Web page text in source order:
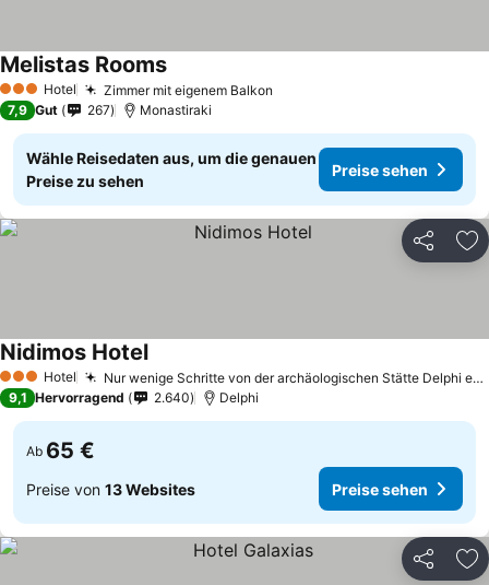
3 SterneHotel Zimmer mit eigenem Balkon
Melistas Rooms
7,9 Gut 267 Monastiraki
Wähle Reisedaten aus, um die genauen
Preise zu sehen
Preise sehen
Teilen
3 SterneHotel Nur wenige Schritte von der archäologischen Stätte Delphi entfernt
Nidimos Hotel
9,1 Hervorragend 2.640 Delphi
Ab 65 €
Preise von 13 Websites Preise sehen
Teilen